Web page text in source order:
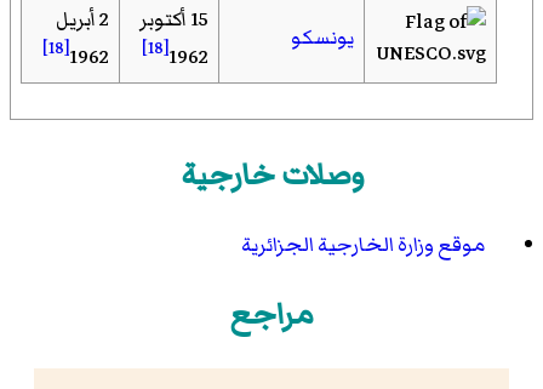
يونسكو
15 أكتوبر
1962
[18]
2 أبريل
1962
[18]
وصلات خارجية
موقع وزارة الخارجية الجزائرية
مراجع